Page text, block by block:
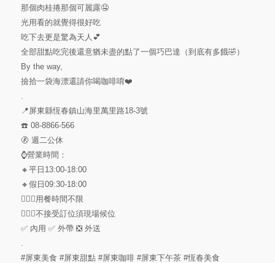
那個肉桂捲那個可麗露🤤
光用看的就覺得很好吃
吃下去更是驚為天人💕
全部甜點吃完後還意猶未盡的點了一個巧巴達（到底有多餓🤣）
By the way,
撿拾一袋海漂還請你喝咖啡唷❤️
📍屏東縣恆春鎮山海里萬里路18-3號
☎️ 08-8866-566
🚷 週二公休
⌚️營業時間：
🔸平日13:00-18:00
🔸假日09:30-18:00
🙆🏻‍♀️用餐時間不限
💁🏻‍♀️不接受訂位須現場候位
✅ 內用 ✅ 外帶 ❎ 外送
#屏東美食 #屏東甜點 #屏東咖啡 #屏東下午茶 #恆春美食